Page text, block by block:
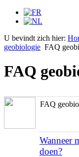
U bevindt zich hier:
geobiologie FAQ
FAQ
FAQ
Wanneer
doen?